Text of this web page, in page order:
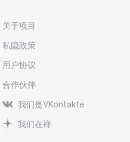
关于项目
私隐政策
用户协议
合作伙伴
我们是VKontakte
我们在禅